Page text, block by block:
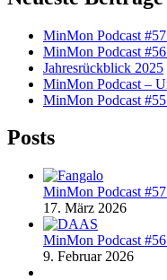
MinMon Podcast
MinMon Podcast
Jahresrückblick 2025
MinMon Podcast –
MinMon Podcast
Posts
MinMon Podcast
17. März 2026
MinMon Podcast
9. Februar 2026